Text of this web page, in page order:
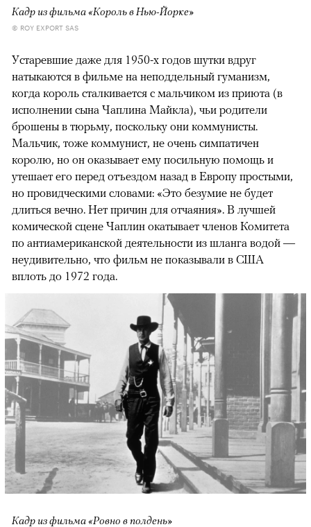
Кадр из фильма «Король в Нью-Йорке»
© ROY EXPORT SAS
Устаревшие даже для 1950-х годов шутки вдруг
натыкаются в фильме на неподдельный гуманизм,
когда король сталкивается с мальчиком из приюта (в
исполнении сына Чаплина Майкла), чьи родители
брошены в тюрьму, поскольку они коммунисты.
Мальчик, тоже коммунист, не очень симпатичен
королю, но он оказывает ему посильную помощь и
утешает его перед отъездом назад в Европу простыми,
но провидческими словами: «Это безумие не будет
длиться вечно. Нет причин для отчаяния». В лучшей
комической сцене Чаплин окатывает членов Комитета
по антиамериканской деятельности из шланга водой —
неудивительно, что фильм не показывали в США
вплоть до 1972 года.
Кадр из фильма «Ровно в полдень»